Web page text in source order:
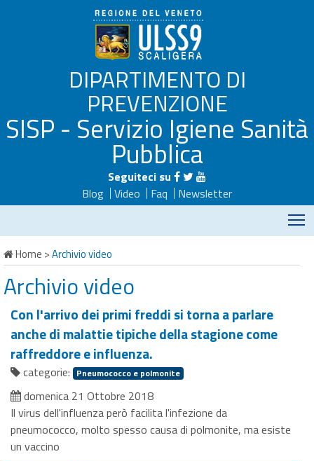
DIPARTIMENTO DI
PREVENZIONE
SISP - Servizio Igiene Sanità
Pubblica
Seguiteci su
Blog
Video Faq
Newsletter
Home >Archivio video
Archivio video
Con l'arrivo dei primi freddi si torna a parlare
anche di malattie tipiche della stagione come
raffreddore e influenza.
categorie: Pneumococco e polmonite
domenica 21 Ottobre 2018
Il virus dell'influenza però facilita l'infezione da
pneumococco, molto spesso causa di polmonite, ma esiste
un vaccino